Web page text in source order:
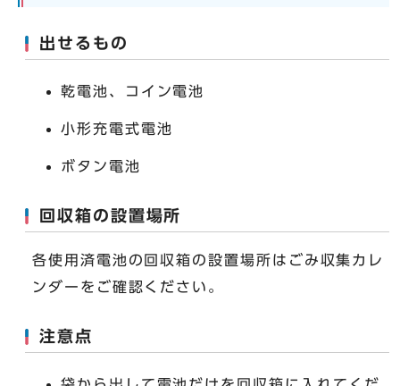
出せるもの
乾電池、コイン電池
小形充電式電池
ボタン電池
回収箱の設置場所
各使用済電池の回収箱の設置場所はごみ収集カレ
ンダーをご確認ください。
注意点